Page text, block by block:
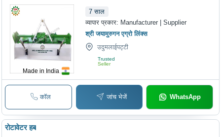
Made in India
7 साल
व्यापार प्रकार: Manufacturer | Supplier
श्री जयामुरुगन एग्रो लिंक्स
उदुमलाईपट्टी
Trusted
Seller
कॉल जांच भेजें WhatsApp
रोटावेटर हब